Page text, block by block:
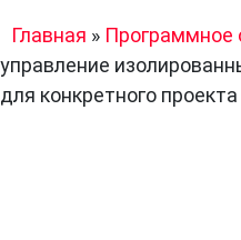
Главная » Программное
управление
для конкретного